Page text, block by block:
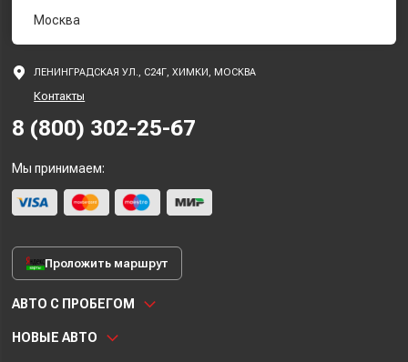
Москва
ЛЕНИНГРАДСКАЯ УЛ., С24Г, ХИМКИ, МОСКВА
Контакты
8 (800) 302-25-67
Мы принимаем:
Проложить маршрут
АВТО С ПРОБЕГОМ
НОВЫЕ АВТО